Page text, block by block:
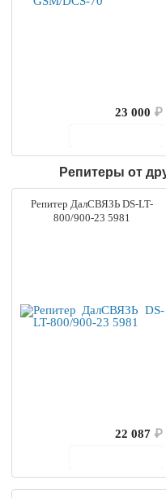
23 000 ₽
Репитеры от
Репитер ДалСВЯЗЬ DS-LT-
800/900-23 5981
22 087 ₽